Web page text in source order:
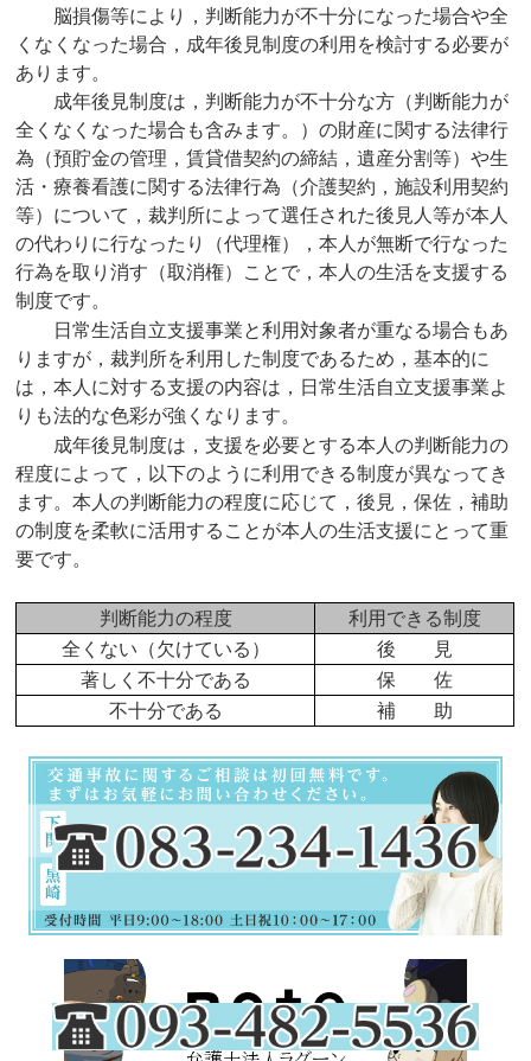
脳損傷等により，判断能力が不十分になった場合や全
くなくなった場合，成年後見制度の利用を検討する必要が
あります。
成年後見制度は，判断能力が不十分な方（判断能力が
全くなくなった場合も含みます。）の財産に関する法律行
為（預貯金の管理，賃貸借契約の締結，遺産分割等）や生
活・療養看護に関する法律行為（介護契約，施設利用契約
等）について，裁判所によって選任された後見人等が本人
の代わりに行なったり（代理権），本人が無断で行なった
行為を取り消す（取消権）ことで，本人の生活を支援する
制度です。
日常生活自立支援事業と利用対象者が重なる場合もあ
りますが，裁判所を利用した制度であるため，基本的に
は，本人に対する支援の内容は，日常生活自立支援事業よ
りも法的な色彩が強くなります。
成年後見制度は，支援を必要とする本人の判断能力の
程度によって，以下のように利用できる制度が異なってき
ます。本人の判断能力の程度に応じて，後見，保佐，補助
の制度を柔軟に活用することが本人の生活支援にとって重
要です。
判断能力の程度
利用できる制度
全くない（欠けている）
後 見
著しく不十分である
保 佐
不十分である
補 助